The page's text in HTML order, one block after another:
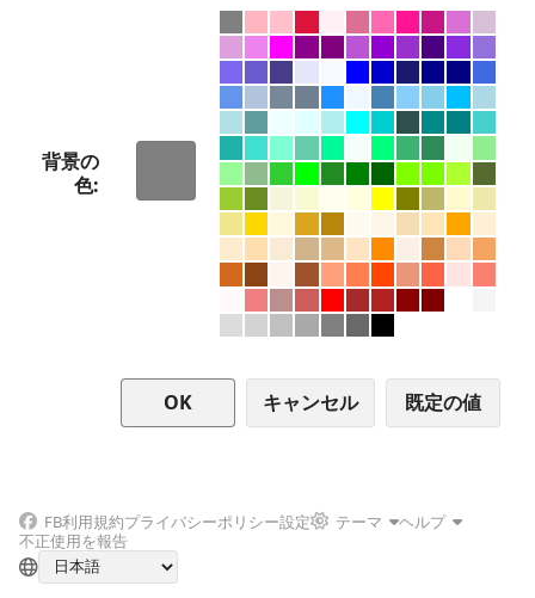
背景の
色
キャンセル
FB利用規約プライバシーポリシー設定 テーマ
ヘルプ
不正使用を報告